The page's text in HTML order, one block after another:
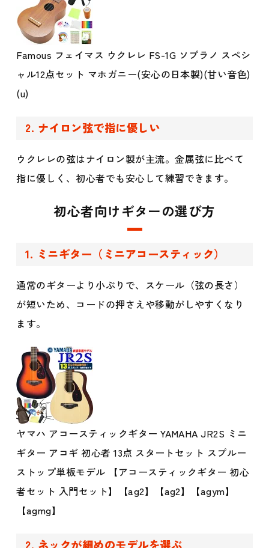
Famous フェイマス ウクレレ FS-1G ソプラノ スペシ
ャル12点セット マホガニー(安心の日本製)(甘い音色)
(u)
2. ナイロン弦で指に優しい
ウクレレの弦はナイロン製が主流。金属弦に比べて
指に優しく、初心者でも安心して練習できます。
初心者向けギターの選び方
1. ミニギター（ミニアコースティック）
通常のギターより小ぶりで、スケール（弦の長さ）
が短いため、コードの押さえや移動がしやすくなり
ます。
ヤマハ アコースティックギター YAMAHA JR2S ミニ
ギター アコギ 初心者 13点 スタートセット スプルー
ストップ単板モデル 【アコースティックギター 初心
者セット 入門セット】【ag2】【ag2】【agym】
【agmg】
2. ネックが細めのモデルを選ぶ